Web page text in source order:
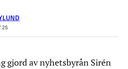
gjord av nyhetsbyrån Sirén